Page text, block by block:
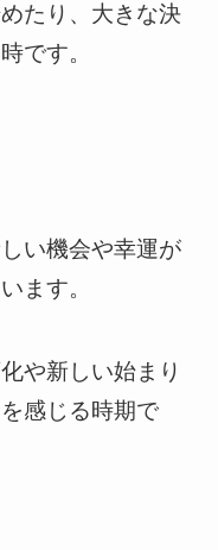
たり、大きな決
です。
い機会や幸運が
ます。
や新しい始まり
感じる時期で